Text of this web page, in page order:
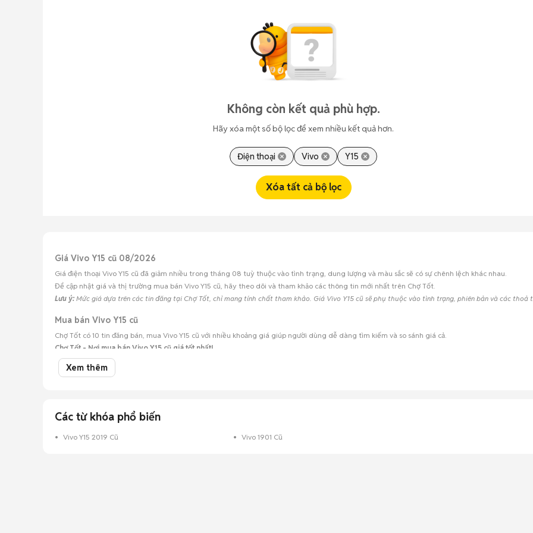
Không còn kết quả phù hợp.
Hãy xóa một số bộ lọc để xem nhiều kết quả hơn.
Điện thoại Vivo Y15
Xóa tất cả bộ lọc
Giá Vivo Y15 cũ 08/2026
Giá điện thoại Vivo Y15 cũ đã giảm nhiều trong tháng 08 tuỳ thuộc vào tình trạng, dung lượng và màu sắc sẽ có sự chênh lệch khác nhau.
Để cập nhật giá và thị trường mua bán Vivo Y15 cũ, hãy theo dõi và tham khảo các thông tin mới nhất trên Chợ Tốt.
Lưu ý: Mức giá dựa trên các tin đăng tại Chợ Tốt, chỉ mang tính chất tham khảo. Giá Vivo Y15 cũ sẽ phụ thuộc vào tình trạng, phiên bản và các thoả
Mua bán Vivo Y15 cũ
Chợ Tốt có 10 tin đăng bán, mua Vivo Y15 cũ với nhiều khoảng giá giúp người dùng dễ dàng tìm kiếm và so sánh giá cả.
Chợ Tốt - Nơi mua bán Vivo Y15 cũ giá tốt nhất!
Xem thêm
Các từ khóa phổ biến
Vivo Y15 2019 Cũ Vivo 1901 Cũ